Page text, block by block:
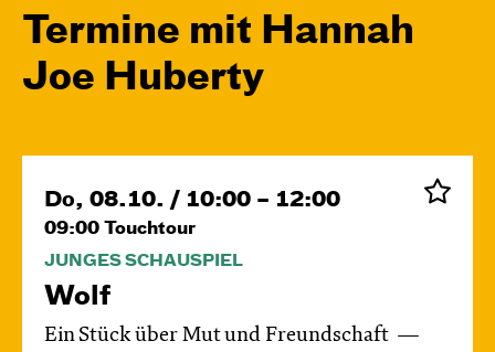
Termine mit Hannah
Joe Huberty
Do, 08.10. / 10:00 – 12:00
09:00 Touchtour
JUNGES SCHAUSPIEL
Wolf
Ein Stück über Mut und Freundschaft